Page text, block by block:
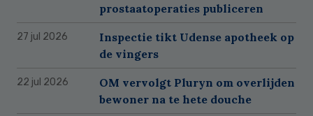
prostaatoperaties publiceren
27 jul 2026
Inspectie tikt Udense apotheek op
de vingers
22 jul 2026
OM vervolgt Pluryn om overlijden
bewoner na te hete douche